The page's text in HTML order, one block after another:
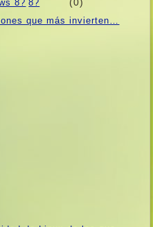
8? (0)
que más invierten…